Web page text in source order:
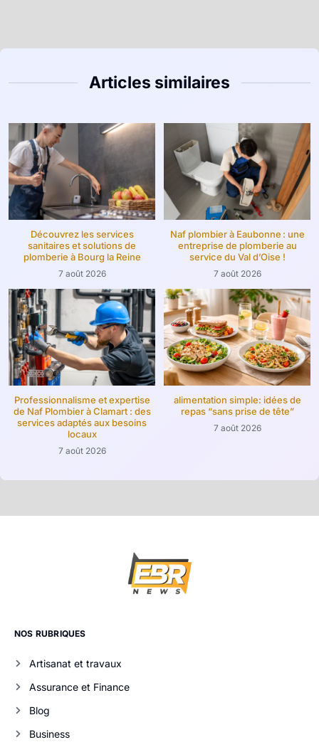
Articles similaires
Découvrez les services
sanitaires et solutions de
plomberie à Bourg la Reine
7 août 2026
Naf plombier à Eaubonne : une
entreprise de plomberie au
service du Val d’Oise !
7 août 2026
Professionnalisme et expertise
de Naf Plombier à Clamart : des
services adaptés aux besoins
locaux
7 août 2026
alimentation simple: idées de
repas “sans prise de tête”
7 août 2026
NOS RUBRIQUES
Artisanat et travaux
Assurance et Finance
Blog
Business